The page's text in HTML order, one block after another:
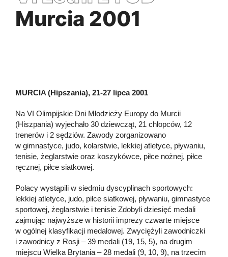
Murcia 2001
MURCIA (Hipszania), 21-27 lipca 2001
Na VI Olimpijskie Dni Młodzieży Europy do Murcii
(Hiszpania) wyjechało 30 dziewcząt, 21 chłopców, 12
trenerów i 2 sędziów. Zawody zorganizowano
w gimnastyce, judo, kolarstwie, lekkiej atletyce, pływaniu,
tenisie, żeglarstwie oraz koszykówce, piłce nożnej, piłce
ręcznej, piłce siatkowej.
Polacy wystąpili w siedmiu dyscyplinach sportowych:
lekkiej atletyce, judo, piłce siatkowej, pływaniu, gimnastyce
sportowej, żeglarstwie i tenisie Zdobyli dziesięć medali
zajmując najwyższe w historii imprezy czwarte miejsce
w ogólnej klasyfikacji medalowej. Zwyciężyli zawodniczki
i zawodnicy z Rosji – 39 medali (19, 15, 5), na drugim
miejscu Wielka Brytania – 28 medali (9, 10, 9), na trzecim